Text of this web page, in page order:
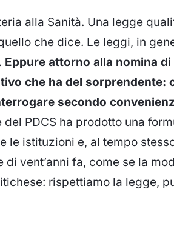
alla Sanità. Una legge
che dice. Le leggi, in
Eppure attorno alla nomina
che ha del sorprendente:
secondo
del PDCS ha prodotto una
le istituzioni e, al tempo
vent’anni fa, come se la
rispettiamo la legge,